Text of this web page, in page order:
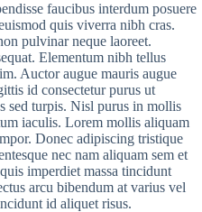
faucibus interdum posuere
quis viverra nibh cras.
pulvinar neque laoreet.
Elementum nibh tellus
Auctor augue mauris augue
id consectetur purus ut
sed turpis. Nisl purus in mollis
iaculis. Lorem mollis aliquam
Donec adipiscing tristique
nec nam aliquam sem et
imperdiet massa tincidunt
arcu bibendum at varius vel
id aliquet risus.